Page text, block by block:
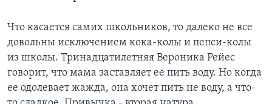
Что касается самих школьников, то далеко не все
довольны исключением кока-колы и пепси-колы
из школы. Тринадцатилетняя Вероника Рейес
говорит, что мама заставляет ее пить воду. Но когда
ее одолевает жажда, она хочет пить не воду, а что-